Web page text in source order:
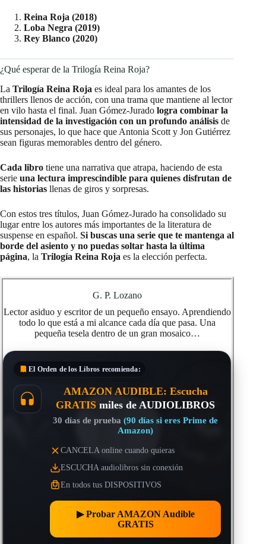
Reina Roja (2018)
Loba Negra (2019)
Rey Blanco (2020)
¿Qué esperar de la Trilogía Reina Roja?
La Trilogía Reina Roja es ideal para los amantes de los
thrillers llenos de acción, con una trama que mantiene al lector
en vilo hasta el final. Juan Gómez-Jurado logra combinar la
intensidad de la investigación con un profundo análisis de
sus personajes, lo que hace que Antonia Scott y Jon Gutiérrez
sean figuras memorables dentro del género.
Cada libro tiene una narrativa que atrapa, haciendo de esta
serie una lectura imprescindible para quienes disfrutan de
las historias llenas de giros y sorpresas.
Con estos tres títulos, Juan Gómez-Jurado ha consolidado su
lugar entre los autores más importantes de la literatura de
suspense en español. Si buscas una serie que te mantenga al
borde del asiento y no puedas soltar hasta la última
página, la Trilogía Reina Roja es la elección perfecta.
G. P. Lozano
Lector asiduo y escritor de un pequeño ensayo. Aprendiendo
todo lo que está a mi alcance cada día que pasa. Una
pequeña tesela dentro de un gran mosaico…
El Orden de los Libros recomienda:
AMAZON AUDIBLE: Escucha
GRATIS miles de AUDIOLIBROS
30 días de prueba(90 días si eres Prime de
Amazon)
CANCELA online cuando quieras
ESCUCHA audiolibros sin conexión
En todos tus DISPOSITIVOS
▶︎ Probar AMAZON Audible
GRATIS